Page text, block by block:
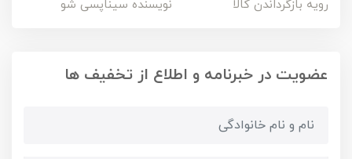
رویه بازگرداندن کالا
نویسنده سیناپسی شو
عضویت در خبرنامه و اطلاع از تخفیف ها